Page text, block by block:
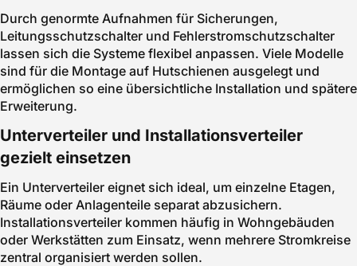
Durch genormte Aufnahmen für Sicherungen,
Leitungsschutzschalter und Fehlerstromschutzschalter
lassen sich die Systeme flexibel anpassen. Viele Modelle
sind für die Montage auf Hutschienen ausgelegt und
ermöglichen so eine übersichtliche Installation und spätere
Erweiterung.
Unterverteiler und Installationsverteiler
gezielt einsetzen
Ein Unterverteiler eignet sich ideal, um einzelne Etagen,
Räume oder Anlagenteile separat abzusichern.
Installationsverteiler kommen häufig in Wohngebäuden
oder Werkstätten zum Einsatz, wenn mehrere Stromkreise
zentral organisiert werden sollen.